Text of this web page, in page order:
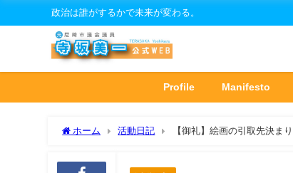
政治は誰がするかで未来が変わる。
Profile Manifesto
ホーム 活動日記 【御礼】絵画の引取先決ま